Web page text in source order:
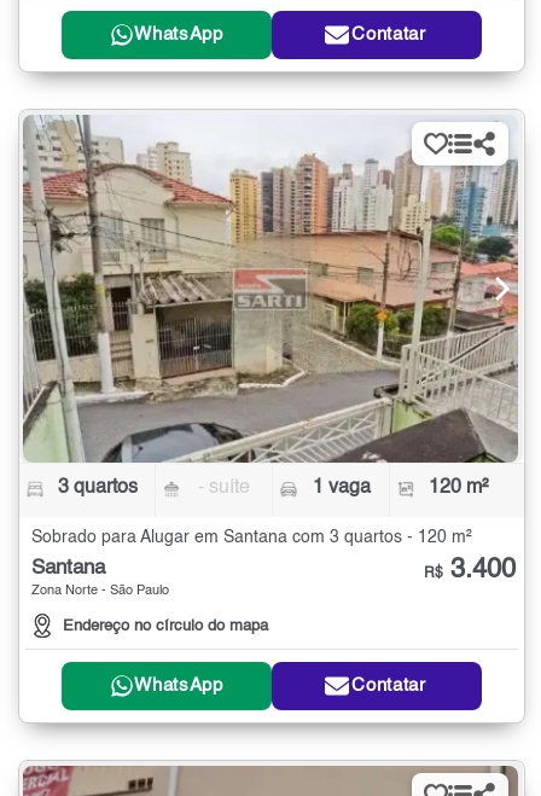
WhatsApp Contatar
3 quartos - suíte 1 vaga 120 m²
Sobrado para Alugar em Santana com 3 quartos - 120 m²
Santana
Zona Norte - São Paulo
Endereço no círculo do mapa
R$ 3.400
WhatsApp Contatar